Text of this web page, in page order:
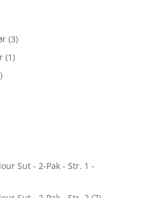
(3)
(1)
Sut - 2-Pak - Str. 1 -